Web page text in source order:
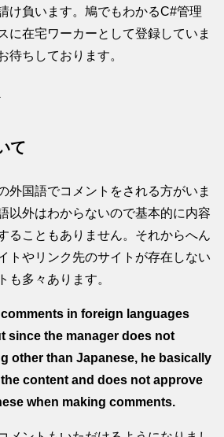
け負います。鳩でもわかるC#管理
に在宅ワーカーとして登録していま
待ちしております。
て
外国語でコメントをされる方がいま
以外はわからないので基本的に内容
ることもありません。それからへん
トやリンク先のサイトが存在しない
も多々あります。
in foreign languages
since the manager does not
other than Japanese, he basically
content and does not approve
when making comments.